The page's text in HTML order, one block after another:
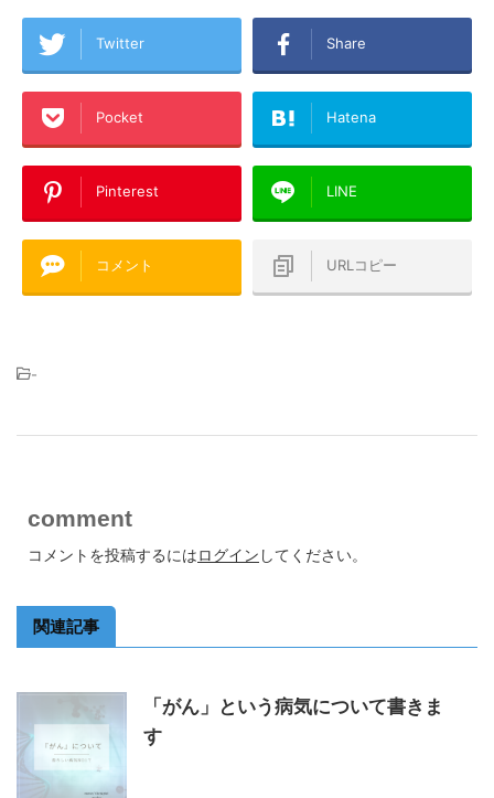
Twitter Share
Pocket Hatena
Pinterest LINE
コメント URLコピー
-
comment
コメントを投稿するにはログイン してください。
関連記事
「がん」という病気について書きま
す